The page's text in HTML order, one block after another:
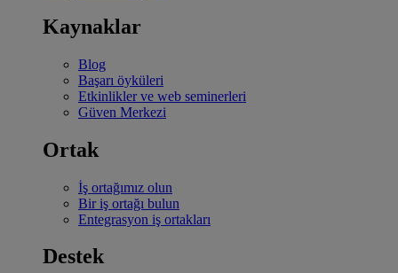
Kaynaklar
Blog
Başarı öyküleri
Etkinlikler ve web seminerleri
Güven Merkezi
Ortak
İş ortağımız olun
Bir iş ortağı bulun
Entegrasyon iş ortakları
Destek